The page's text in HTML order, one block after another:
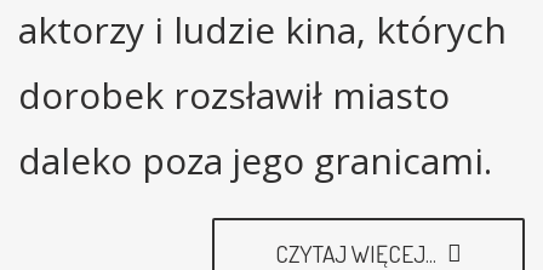
aktorzy i ludzie kina, których
dorobek rozsławił miasto
daleko poza jego granicami.
CZYTAJ WIĘCEJ...